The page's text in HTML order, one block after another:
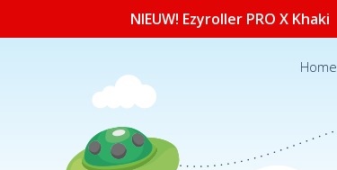
NIEUW! Ezyroller PRO X Khaki
Home